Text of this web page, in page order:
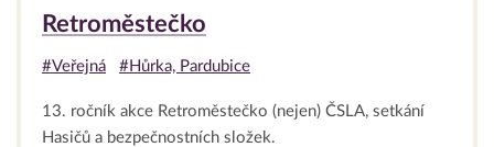
Retroměstečko
#Veřejná #Hůrka, Pardubice
13. ročník akce Retroměstečko (nejen) ČSLA, setkání
Hasičů a bezpečnostních složek.